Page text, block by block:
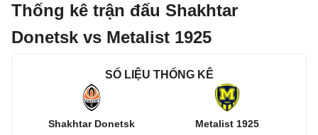
Thống kê trận đấu Shakhtar
Donetsk vs Metalist 1925
SỐ LIỆU THỐNG KÊ
Shakhtar Donetsk Metalist 1925